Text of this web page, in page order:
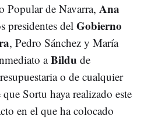
Popular de Navarra, Ana
presidentes del Gobierno
, Pedro Sánchez y María
aBildu de
o de cualquier
Sortu haya realizado este
en el que ha colocado